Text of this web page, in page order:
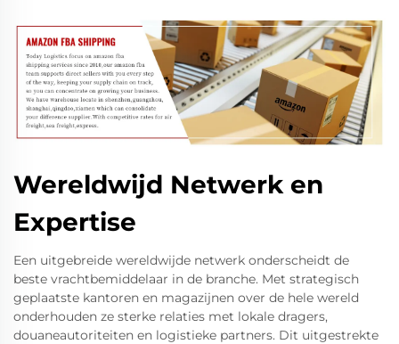
Wereldwijd Netwerk en
Expertise
Een uitgebreide wereldwijde netwerk onderscheidt de
beste vrachtbemiddelaar in de branche. Met strategisch
geplaatste kantoren en magazijnen over de hele wereld
onderhouden ze sterke relaties met lokale dragers,
douaneautoriteiten en logistieke partners. Dit uitgestrekte